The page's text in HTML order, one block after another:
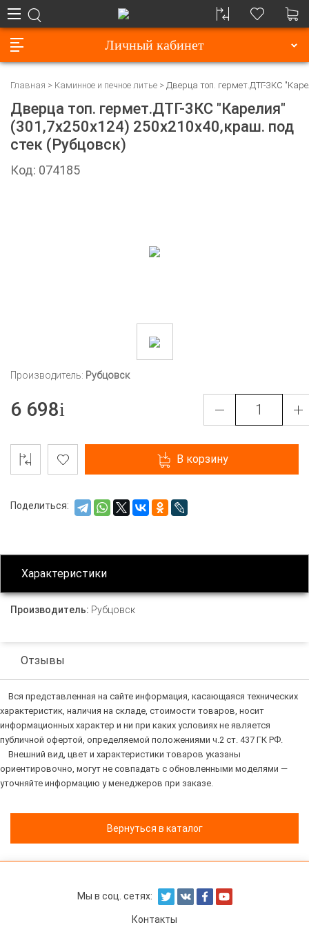
Личный кабинет
Главная Каминное и печное литье Дверца топ. гермет.ДТГ-3КС
Дверца топ. гермет.ДТГ-3КС "Карелия"
(301,7х250х124) 250х210х40,краш. под
стек (Рубцовск)
Код: 074185
Производитель: Рубцовск
6 698
В корзину
Поделиться:
Характеристики
Производитель: Рубцовск
Отзывы
Вся представленная на сайте информация, касающаяся технических
характеристик, наличия на складе, стоимости товаров, носит
информационных характер и ни при каких условиях не является
публичной офертой, определяемой положениями ч.2 ст. 437 ГК РФ.
Внешний вид, цвет и характеристики товаров указаны
ориентировочно, могут не совпадать с обновленными моделями —
уточняйте информацию у менеджеров при заказе.
Вернуться в каталог
Мы в соц. сетях:
Контакты